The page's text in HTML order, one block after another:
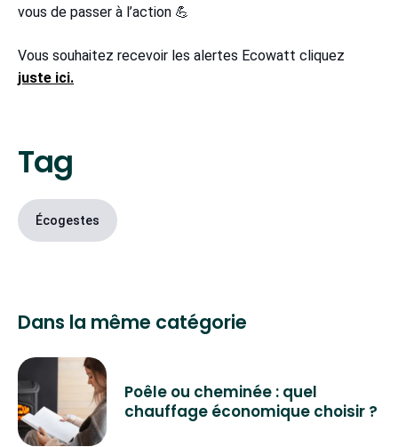
vous de passer à l’action 💪
Vous souhaitez recevoir les alertes Ecowatt cliquez
juste ici.
Tag
Écogestes
Dans la même catégorie
Poêle ou cheminée : quel
chauffage économique choisir ?